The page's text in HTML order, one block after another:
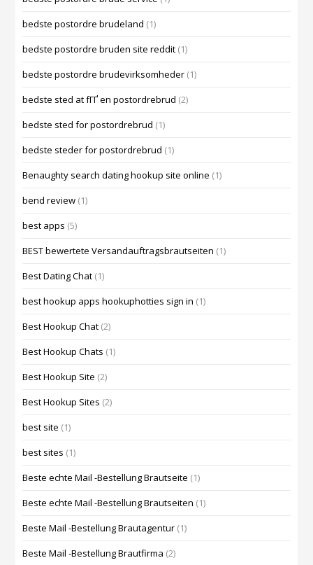
bedste postordre brudeland (1)
bedste postordre bruden site reddit (1)
bedste postordre brudevirksomheder (1)
bedste sted at fГҐ en postordrebrud (2)
bedste sted for postordrebrud (1)
bedste steder for postordrebrud (1)
Benaughty search dating hookup site online (1)
bend review (1)
best apps (5)
BEST bewertete Versandauftragsbrautseiten (1)
Best Dating Chat (1)
best hookup apps hookuphotties sign in (1)
Best Hookup Chat (2)
Best Hookup Chats (1)
Best Hookup Site (2)
Best Hookup Sites (2)
best site (1)
best sites (1)
Beste echte Mail -Bestellung Brautseite (1)
Beste echte Mail -Bestellung Brautseiten (1)
Beste Mail -Bestellung Brautagentur (1)
Beste Mail -Bestellung Brautfirma (2)